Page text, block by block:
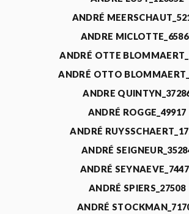
ANDRÉ
ANDRE
ANDRÉ OTTE
ANDRÉ OTTO
ANDRE
ANDRÉ ROGGE_49917
ANDRÉ
ANDRÉ
ANDRÉ
ANDRÉ SPIERS_27508
ANDRÉ